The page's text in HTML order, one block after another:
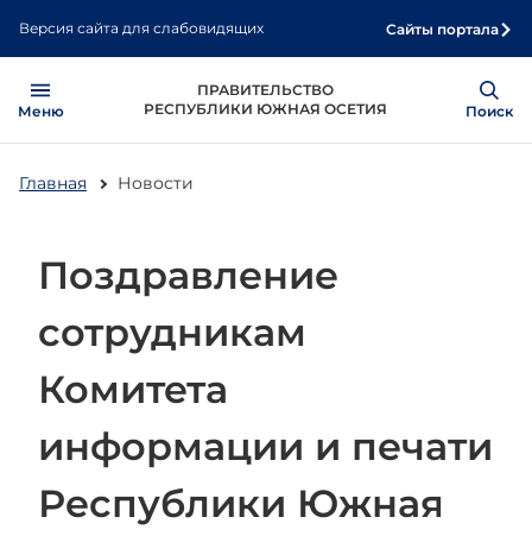
содержанию
Версия сайта для слабовидящих Сайты портала
ПРАВИТЕЛЬСТВО
РЕСПУБЛИКИ ЮЖНАЯ ОСЕТИЯ
Меню
Show
Поиск
Главная Новости
Поздравление
сотрудникам
Комитета
информации и печати
Республики Южная